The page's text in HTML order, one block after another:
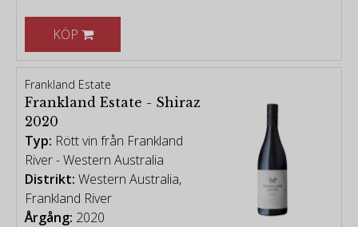
KÖP
Frankland Estate
Frankland Estate - Shiraz
2020
Typ: Rött vin från Frankland
River - Western Australia
Distrikt: Western Australia,
Frankland River
Årgång: 2020